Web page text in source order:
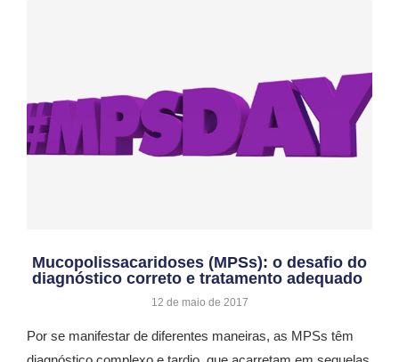
Mucopolissacaridoses (MPSs): o desafio do
diagnóstico correto e tratamento adequado
12 de maio de 2017
Por se manifestar de diferentes maneiras, as MPSs têm